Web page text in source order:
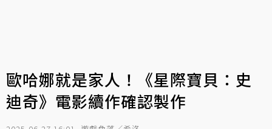
歐哈娜就是家人！《星際寶貝：史
迪奇》電影續作確認製作